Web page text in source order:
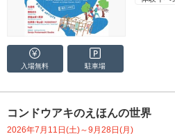
入場無料 駐車場
コンドウアキのえほんの世界
2026年7月11日(土)～9月28日(月)